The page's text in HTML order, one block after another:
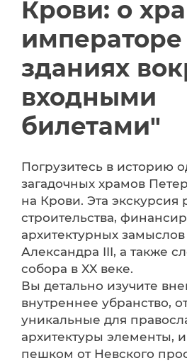
Крови: о
императоре
зданиях
входными
билетами"
Погрузитесь в историю
загадочных храмов
на Крови. Эта экскурсия
строительства,
архитектурных
Александра III, а также
собора в XX веке.
Вы детально изучите
внутреннее убранство,
уникальные для
архитектуры элементы,
пешком от Невского